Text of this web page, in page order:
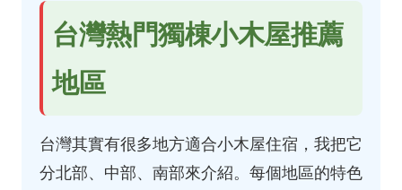
台灣熱門獨棟小木屋推薦
地區
台灣其實有很多地方適合小木屋住宿，我把它
分北部、中部、南部來介紹。每個地區的特色